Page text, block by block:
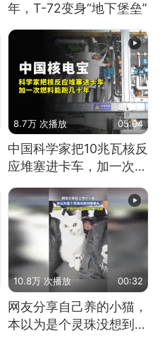
年，T-72变身“地下堡垒”
8.7万 次播放 05:04
中国科学家把10兆瓦核反
应堆塞进卡车，加一次燃
10.8万 次播放 00:32
网友分享自己养的小猫，
本以为是个灵珠没想到是